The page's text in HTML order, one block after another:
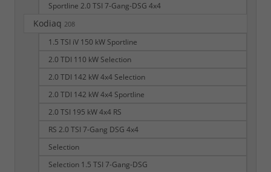
Sportline 2.0 TSI 7-Gang-DSG 4x4
Kodiaq 208
1.5 TSI iV 150 kW Sportline
2.0 TDI 110 kW Selection
2.0 TDI 142 kW 4x4 Selection
2.0 TDI 142 kW 4x4 Sportline
2.0 TSI 195 kW 4x4 RS
RS 2.0 TSI 7-Gang DSG 4x4
Selection
Selection 1.5 TSI 7-Gang-DSG